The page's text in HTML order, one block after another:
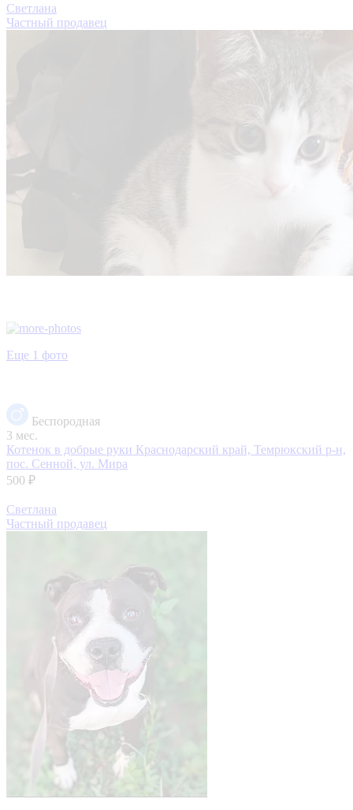
Светлана
Частный продавец
Еще 1 фото
Беспородная
3 мес.
Котенок в добрые руки Краснодарский край, Темрюкский р-н,
пос. Сенной, ул. Мира
500 ₽
Светлана
Частный продавец